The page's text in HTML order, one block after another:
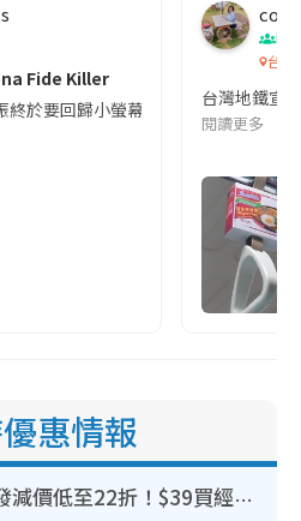
Fide Killer
終於要回歸小螢幕啦!這次的劇本改編
co
吹
台灣
台灣地鐵宣
閱讀更多
惠情報
GU優惠｜手袋突發減價低至22折！$39買經典波士頓包/餃子袋！飾物同步減價$29起！